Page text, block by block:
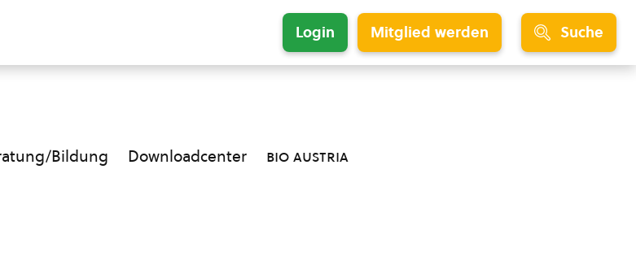
Login Mitglied werden Suche
Bildung Downloadcenter bio austria